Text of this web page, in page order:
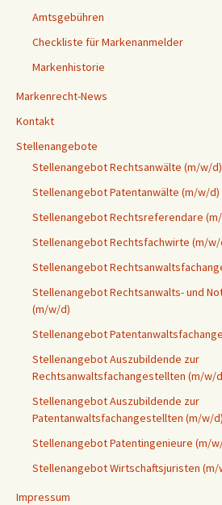
Amtsgebühren
Checkliste für Markenanmelder
Markenhistorie
Markenrecht-News
Kontakt
Stellenangebote
Stellenangebot Rechtsanwälte (m/w/d)
Stellenangebot Patentanwälte (m/w/d)
Stellenangebot Rechtsreferendare
Stellenangebot Rechtsfachwirte (m/w/
Stellenangebot
Stellenangebot Rechtsanwalts- und
(m/w/d)
Stellenangebot
Stellenangebot Auszubildende zur
Rechtsanwaltsfachangestellten (m/w/
Stellenangebot Auszubildende zur
Patentanwaltsfachangestellten (m/w/d)
Stellenangebot Patentingenieure (m/
Stellenangebot Wirtschaftsjuristen (m/
Impressum